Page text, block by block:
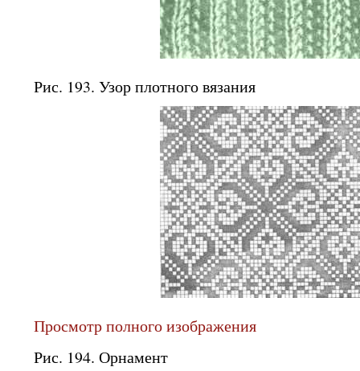
Рис. 193. Узор плотного вязания
Просмотр полного изображения
Рис. 194. Орнамент